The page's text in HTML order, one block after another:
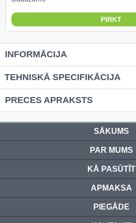
INFORMĀCIJA
TEHNISKĀ SPECIFIKĀCIJA
PRECES APRAKSTS
SĀKUMS
PAR MUMS
KĀ PASŪTĪT
APMAKSA
PIEGĀDE
Griešanas diski un zāģa asmeņi
(50)
Hidrauliskās preses (20)
Hidrauliskie instrumenti (40)
Instrumentu komplekti (554)
Instrumentu rezerves daļas (37)
Krāsošanas instrumenti (133)